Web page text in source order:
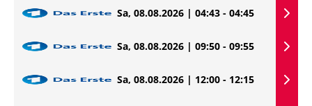
Sa, 08.08.2026 | 04:43 - 04:45
Sa, 08.08.2026 | 09:50 - 09:55
Sa, 08.08.2026 | 12:00 - 12:15